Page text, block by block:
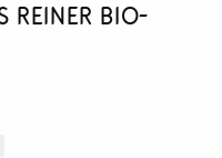
reiner Bio-